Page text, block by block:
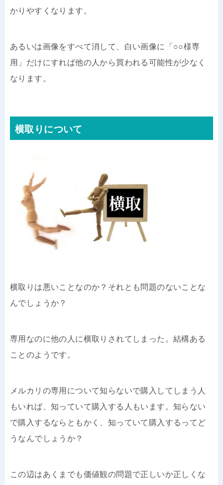
かりやすくなります。
あるいは画像をすべて消して、白い画像に「○○様専
用」だけにすれば他の人から買われる可能性が少なく
なります。
横取りについて
横取りは悪いことなのか？それとも問題のないことな
んでしょうか？
専用なのに他の人に横取りされてしまった。結構ある
ことのようです。
メルカリの専用について知らないで購入してしまう人
もいれば、知っていて購入する人もいます。知らない
で購入するならともかく、知っていて購入するってど
うなんでしょうか？
この辺はあくまでも価値観の問題で正しいか正しくな